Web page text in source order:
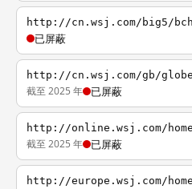
http://cn.wsj.com/big5/
已屏蔽
http://cn.wsj.com/gb/
截至 2025 年 已屏蔽
http://online.wsj.com/
截至 2025 年 已屏蔽
http://europe.wsj.com/